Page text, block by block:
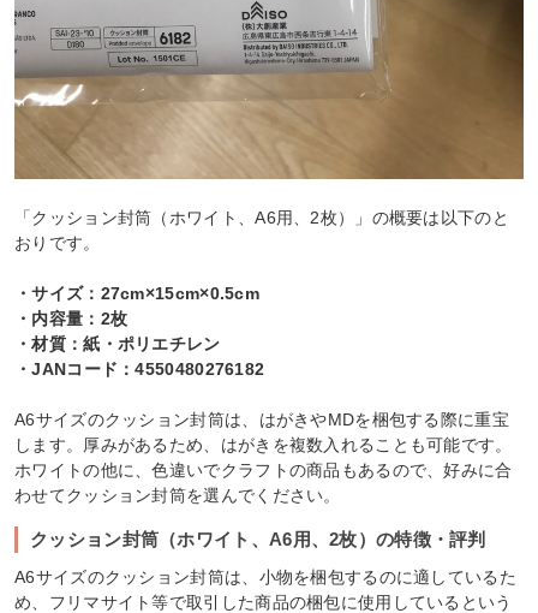
「クッション封筒（ホワイト、A6用、2枚）」の概要は以下のと
おりです。
・サイズ：27cm×15cm×0.5cm
・内容量：2枚
・材質：紙・ポリエチレン
・JANコード：4550480276182
A6サイズのクッション封筒は、はがきやMDを梱包する際に重宝
します。厚みがあるため、はがきを複数入れることも可能です。
ホワイトの他に、色違いでクラフトの商品もあるので、好みに合
わせてクッション封筒を選んでください。
クッション封筒（ホワイト、A6用、2枚）の特徴・評判
A6サイズのクッション封筒は、小物を梱包するのに適しているた
め、フリマサイト等で取引した商品の梱包に使用しているという